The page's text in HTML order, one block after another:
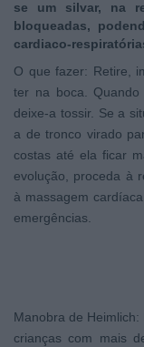
se um silvar, na
bloqueadas,
cardiaco-
O que fazer: Retire,
ter na boca.
deixe-a tossir. Se a
a de tronco virado
costas até ela ficar
evolução, proceda à
à massagem
emergências.
Manobra de
crianças com mais